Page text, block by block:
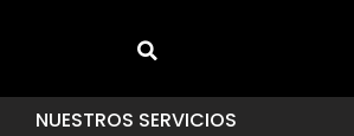
NUESTROS SERVICIOS